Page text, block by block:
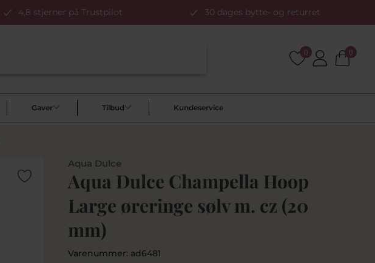
4,8 stjerner på Trustpilot 30 dages bytte- og returret
0 0
Gaver Tilbud Kundeservice
Aqua Dulce
Aqua Dulce Champella Hoop
Large øreringe sølv m. cz (20
mm)
Varenummer: ad6481